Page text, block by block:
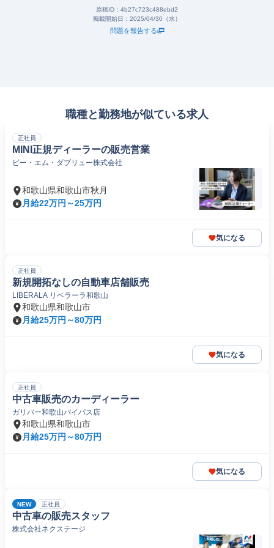
原稿ID： 4b27c723c488ebd2
掲載開始日： 2025/04/30（水）
問題を報告する
職種と勤務地が似ている求人
正社員
MINI正規ディーラーの販売営業
ビー・エム・ダブリュー株式会社
和歌山県和歌山市秋月
月給22万円～25万円
気になる
正社員
新規開拓なしの自動車店舗販売
LIBERALA リベラーラ和歌山
和歌山県和歌山市
月給25万円～80万円
気になる
正社員
中古車販売のカーディーラー
ガリバー和歌山バイパス店
和歌山県和歌山市
月給25万円～80万円
気になる
NEW 正社員
中古車の販売スタッフ
株式会社ネクステージ